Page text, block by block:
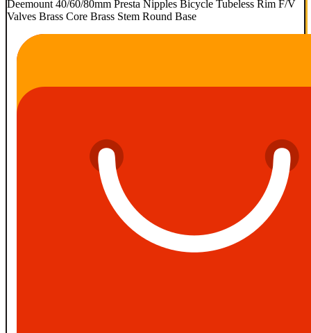
Deemount 40/60/80mm Presta Nipples Bicycle Tubeless Rim F/V
Valves Brass Core Brass Stem Round Base